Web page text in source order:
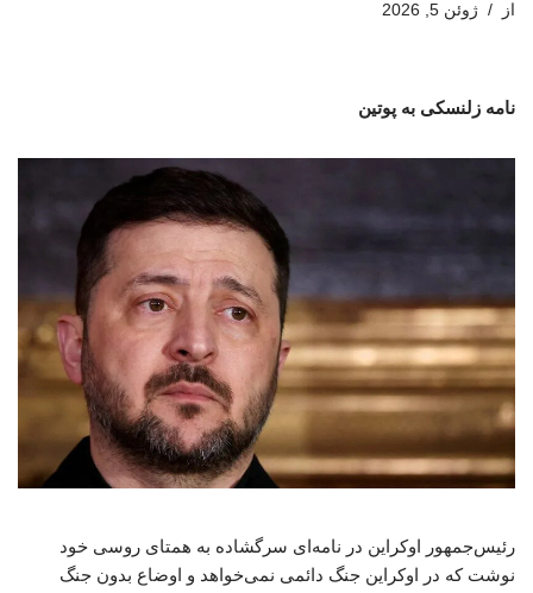
از ژوئن 5, 2026
نامه زلنسکی به پوتین
رئیس‌جمهور اوکراین در نامه‌ای سرگشاده به همتای روسی خود
نوشت که در اوکراین جنگ دائمی نمی‌خواهد و اوضاع بدون جنگ